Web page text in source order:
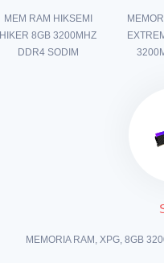
MEM RAM HIKSEMI
HIKER 8GB 3200MHZ
DDR4 SODIM
MEMORIA RAM, XPG, 8GB